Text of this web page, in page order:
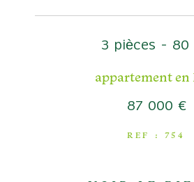
3 pièces - 80
appartement en
87 000 €
REF : 754